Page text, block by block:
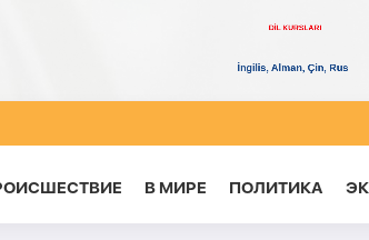
В МИРЕ ПОЛИТИКА